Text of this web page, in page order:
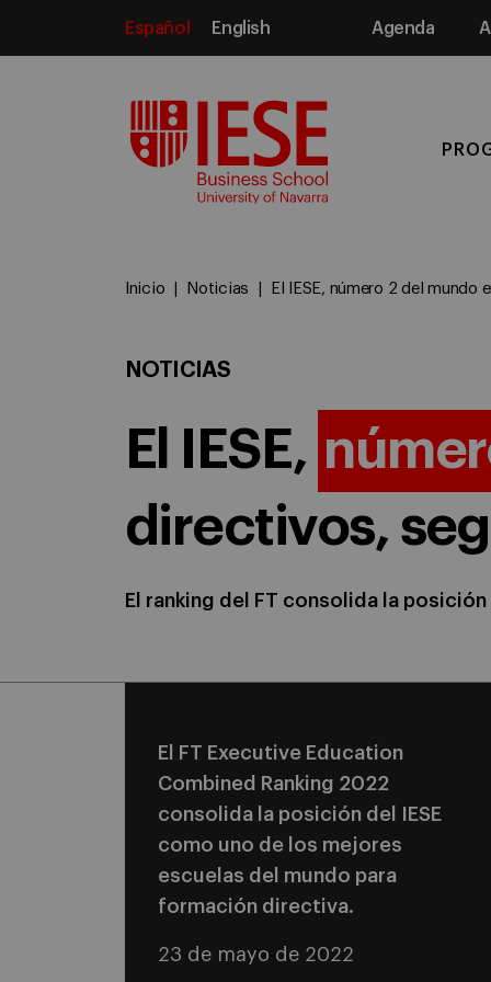
Español English Agenda
Inicio Noticias El IESE, número 2 del mundo
NOTICIAS
El IESE,
directivos,
El ranking del FT consolida la
El FT Executive Education
Combined Ranking 2022
consolida la posición del IESE
como uno de los mejores
escuelas del mundo para
formación directiva.
23 de mayo de 2022